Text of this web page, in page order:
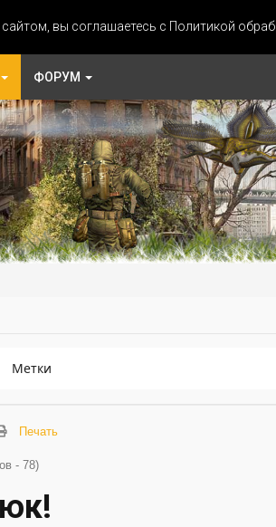
вы соглашаетесь с Политикой
ФОРУМ
Метки
Печать
- 78)